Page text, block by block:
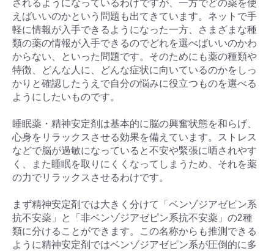
されるようになっているわけですが、一方でどの薬を使
えばいいのかという問題も出てきています。ネットで手
軽に情報が入手できるようになった一方、さまざまな種
類の薬の情報が入手できるのでどれを選べばいいのかわ
からない、といった問題です。そのためにも薬の種類や
特徴、どんな人に、どんな症状に向いているのかをしっ
かりと確認したうえで自分の悩みに役立つものを選べる
ようにしたいものです。
睡眠薬・精神安定剤は基本的に脳の興奮状態を和らげ、
心身をリラックスさせる効果を備えています。ストレス
などで脳が過敏になっていると不安や緊張に晒されやす
く、また睡眠を取りにくくなってしまうため、それを薬
の力でリラックスさせるわけです。
まず精神安定剤では大きく分けて「ベンゾジアゼピン系
抗不安薬」と「非ベンゾジアゼピン系抗不安薬」の2種
類に分けることができます。この名称からも推測できる
ように精神安定剤ではベンゾジアゼピン系が圧倒的に多